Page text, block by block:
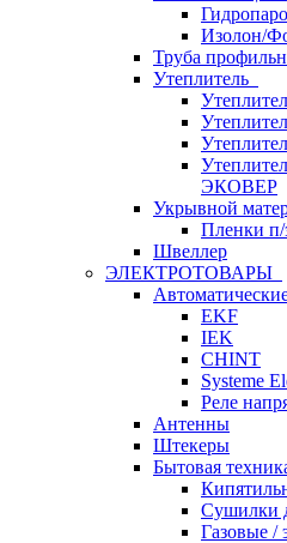
Изолон/
Труба
Утеплитель
ЭКОВЕР
Укрывной
Пленки п/
Швеллер
ЭЛЕКТРОТОВАРЫ
EKF
IEK
CHINT
Systeme
Реле
Антенны
Штекеры
Бытовая
Сушилки
Газовые /